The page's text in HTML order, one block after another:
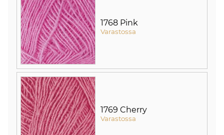
1768 Pink
Varastossa
1769 Cherry
Varastossa